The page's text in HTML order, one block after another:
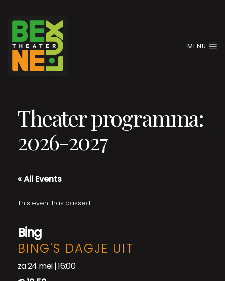
MENU
Theater programma:
2026-2027
« All Events
This event has passed.
Bing
BING'S DAGJE UIT
za 24 mei | 16:00